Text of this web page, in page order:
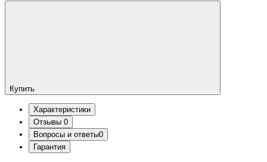
Купить
Характеристики
Отзывы 0
Вопросы и ответы0
Гарантия